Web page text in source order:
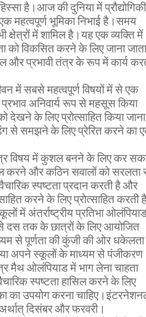
है।आज की दुनिया में प्रौद्योगिकी
महत्वपूर्ण भूमिका निभाई है।समय
में शामिल है।यह एक व्यक्ति में
को विकसित करने के लिए जाना जाता
प्रभावी तंत्र के रूप में कार्य
में सबसे महत्वपूर्ण विषयों में से एक
अनिवार्य रूप से महसूस किया
देखने के लिए प्रोत्साहित किया जाना
से समझने के लिए प्रेरित करने का
विषय में कुशल बनने के लिए कर
करने और कठिन सवालों को सरलता
स्पष्टता प्रदान करती है और
करने के लिए प्रोत्साहित करती
में अंतर्राष्ट्रीय प्रतिभा
दस तक के छात्रों के लिए आयोजित
से पूर्णता की कुंजी की ओर धकेलता
अपने स्कूलों के माध्यम से पंजीकरण
मैथ ओलंपियाड में भाग लेना चाहता
स्पष्टता हासिल करने के लिए
का उपयोग करना
दिसंबर और फरवरी।